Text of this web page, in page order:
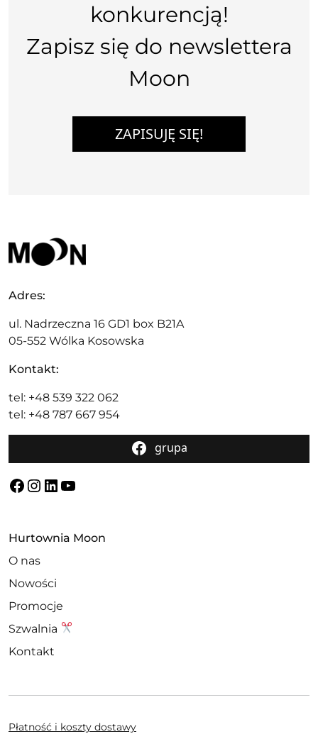
konkurencją!
Zapisz się do newslettera
Moon
ZAPISUJĘ SIĘ!
Adres:
ul. Nadrzeczna 16 GD1 box B21A
05-552 Wólka Kosowska
Kontakt:
tel: +48 539 322 062
tel: +48 787 667 954
grupa
Facebook
Instagram
LinkedIn
YouTube
Hurtownia Moon
O nas
Nowości
Promocje
Szwalnia
Kontakt
Płatność i koszty dostawy